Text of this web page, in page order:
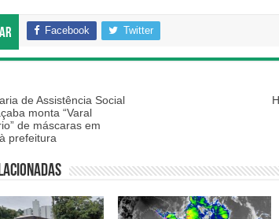
Facebook Twitter
de Assistência Social
monta “Varal
de máscaras em
prefeitura